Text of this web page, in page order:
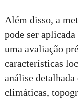
Além disso, a
pode ser
uma avaliação
características
análise
climáticas,